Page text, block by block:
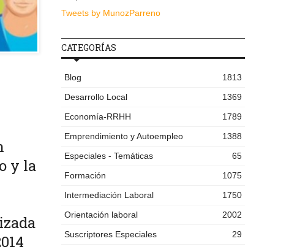
y la
Tweets by MunozParreno
CATEGORÍAS
Blog
1813
Desarrollo Local
1369
Economía-RRHH
1789
Emprendimiento y Autoempleo
1388
Especiales - Temáticas
65
Formación
1075
Intermediación Laboral
1750
Orientación laboral
2002
Suscriptores Especiales
29